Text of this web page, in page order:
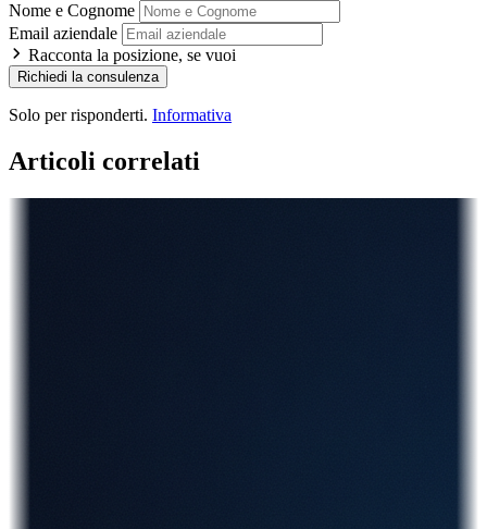
Nome e Cognome
Email aziendale
Racconta la posizione, se vuoi
Richiedi la consulenza
Solo per risponderti. Informativa
Articoli correlati